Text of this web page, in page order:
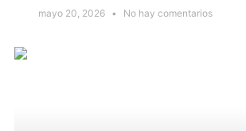
mayo 20, 2026 No hay comentarios